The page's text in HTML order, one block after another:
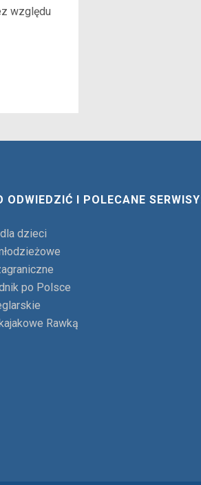
względu
ODWIEDZIĆ I POLECANE
dzieci
po Polsce
Rawką